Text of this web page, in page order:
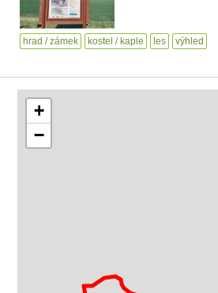
hrad / zámek kostel / kaple les výhled
+
−